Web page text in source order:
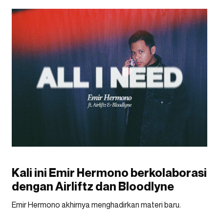
Kali ini Emir Hermono berkolaborasi
dengan Airliftz dan Bloodlyne
Emir Hermono akhirnya menghadirkan materi baru.